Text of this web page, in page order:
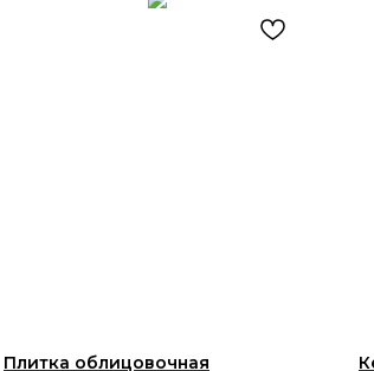
Плитка облицовочная